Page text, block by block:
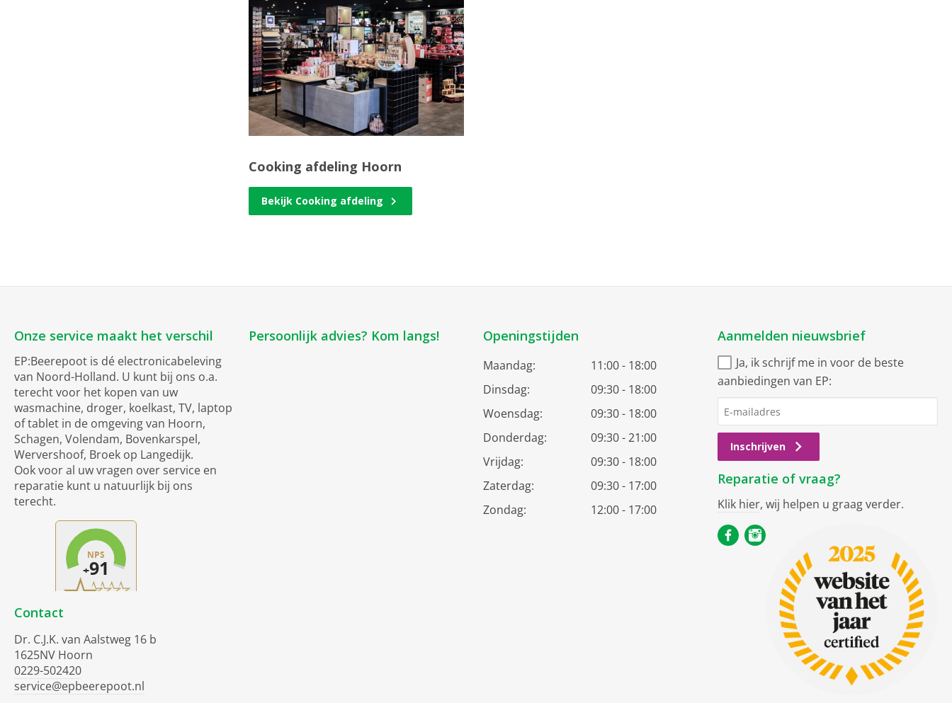
Cooking afdeling Hoorn
Bekijk Cooking afdeling
Onze service maakt het verschil
EP:Beerepoot is dé electronicabeleving
van Noord-Holland. U kunt bij ons o.a.
terecht voor het kopen van uw
wasmachine, droger, koelkast, TV, laptop
of tablet in de omgeving van Hoorn,
Schagen, Volendam, Bovenkarspel,
Wervershoof, Broek op Langedijk.
Ook voor al uw vragen over service en
reparatie kunt u natuurlijk bij ons
terecht.
Contact
Dr. C.J.K. van Aalstweg 16 b
1625NV Hoorn
0229-502420
service@epbeerepoot.nl
Persoonlijk advies? Kom langs! Openingstijden
Maandag:
11:00 - 18:00
Dinsdag:
09:30 - 18:00
Woensdag:
09:30 - 18:00
Donderdag:
09:30 - 21:00
Vrijdag:
09:30 - 18:00
Zaterdag:
09:30 - 17:00
Zondag:
12:00 - 17:00
Aanmelden nieuwsbrief
Ja, ik schrijf me in voor de beste
aanbiedingen van EP:
Inschrijven
Reparatie of vraag?
Klik hier, wij helpen u graag verder.